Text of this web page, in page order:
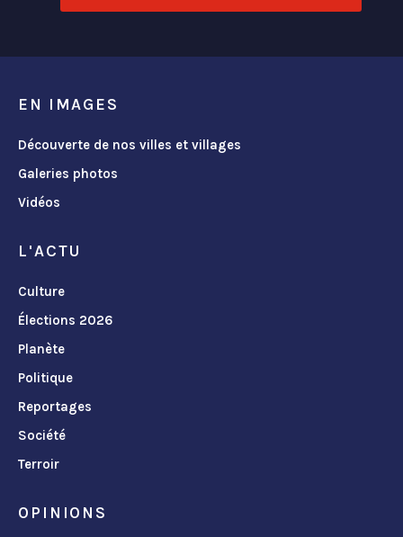
EN IMAGES
Découverte de nos villes et villages
Galeries photos
Vidéos
L'ACTU
Culture
Élections 2026
Planète
Politique
Reportages
Société
Terroir
OPINIONS